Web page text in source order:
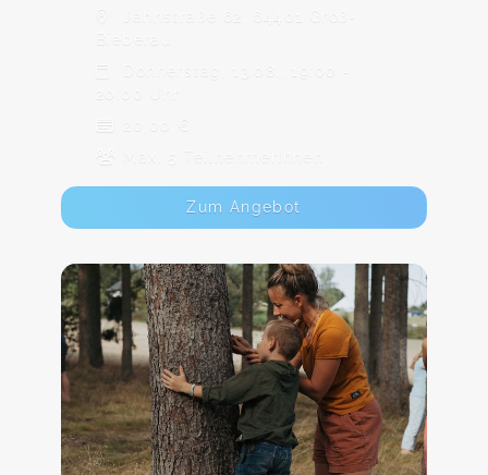
Jahnstraße 62, 64401 Groß-
Donnerstag, 13.08., 19:00 -
20:00 Uhr
20,00 €
Max. 5 TeilnehmerInnen
Zum Angebot